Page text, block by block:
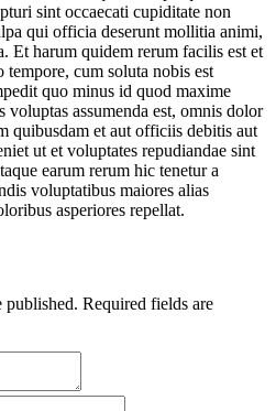
sint occaecati cupiditate non
qui officia deserunt mollitia animi,
Et harum quidem rerum facilis est et
cum soluta nobis est
quo minus id quod maxime
voluptas assumenda est, omnis dolor
quibusdam et aut officiis debitis aut
ut et voluptates repudiandae sint
earum rerum hic tenetur a
voluptatibus maiores alias
asperiores repellat.
Required fields are